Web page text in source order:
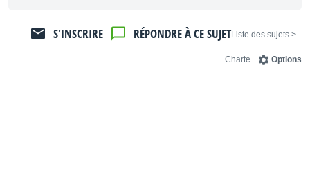
< Liste des sujets
RÉPONDRE À CE SUJET
S'INSCRIRE
Options
Charte